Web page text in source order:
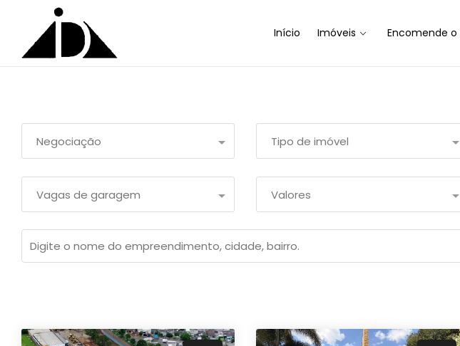
Início Imóveis Encomende
Negociação Tipo de imóvel
Vagas de garagem Valores